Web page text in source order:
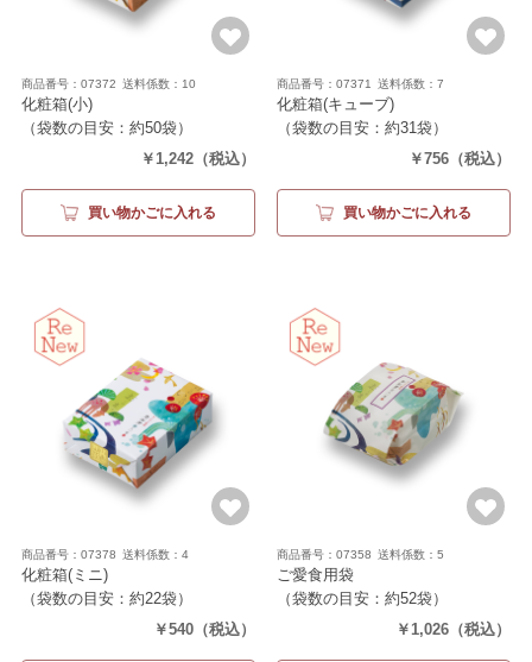
商品番号：07372 送料係数：10
化粧箱(小)
（袋数の目安：約50袋）
￥1,242 （税込）
買い物かごに入れる
商品番号：07371 送料係数：7
化粧箱(キューブ)
（袋数の目安：約31袋）
￥756 （税込）
買い物かごに入れる
商品番号：07378 送料係数：4
化粧箱(ミニ)
（袋数の目安：約22袋）
￥540 （税込）
商品番号：07358 送料係数：5
ご愛食用袋
（袋数の目安：約52袋）
￥1,026 （税込）